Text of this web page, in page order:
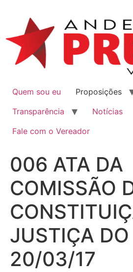
Quem sou eu
Proposições
Transparência
Notícias
Fale com o Vereador
006 ATA DA
COMISSÃO
JUSTIÇA
20/03/17